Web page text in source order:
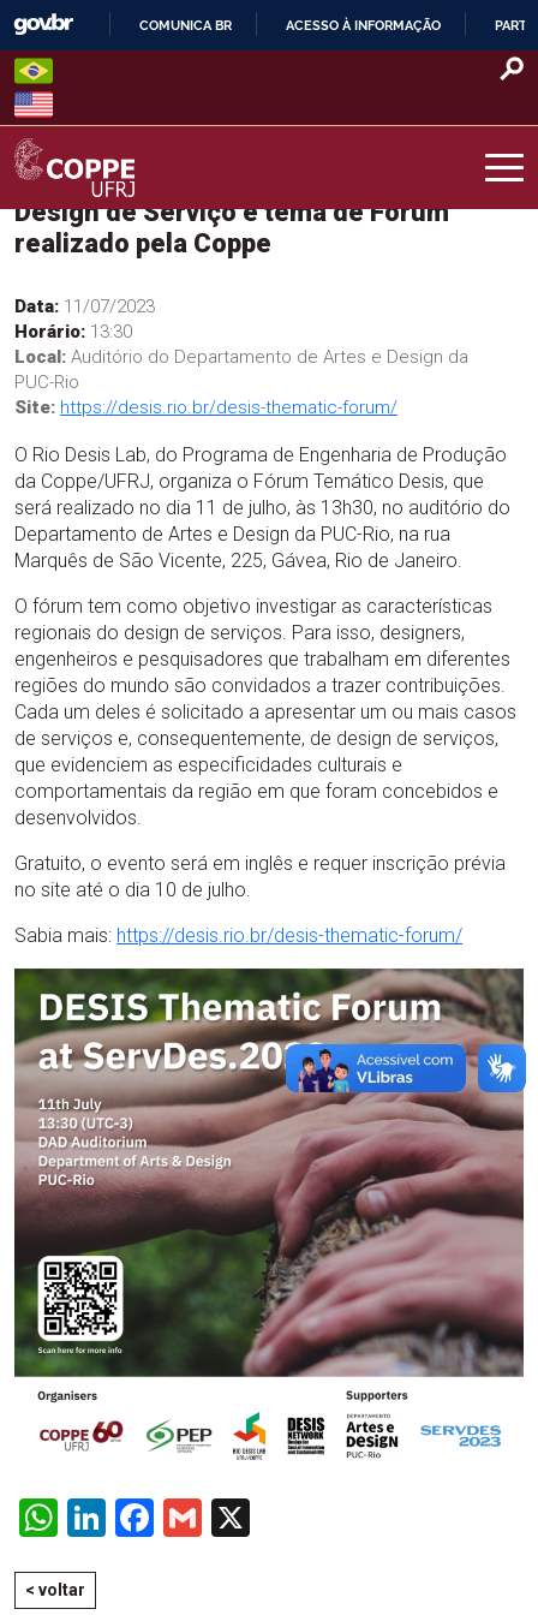
Skip
content
O
COMUNICA BR ACESSO À INFORMAÇÃO
COPPE – UFRJ
Design de Serviço é tema de Fórum
realizado pela Coppe
Data: 11/07/2023
Horário: 13:30
Local: Auditório do Departamento de Artes e Design da
PUC-Rio
Site: https://desis.rio.br/desis-thematic-forum/
O Rio Desis Lab, do Programa de Engenharia de Produção
da Coppe/UFRJ, organiza o Fórum Temático Desis, que
será realizado no dia 11 de julho, às 13h30, no auditório do
Departamento de Artes e Design da PUC-Rio, na rua
Marquês de São Vicente, 225, Gávea, Rio de Janeiro.
O fórum tem como objetivo investigar as características
regionais do design de serviços. Para isso, designers,
engenheiros e pesquisadores que trabalham em diferentes
regiões do mundo são convidados a trazer contribuições.
Cada um deles é solicitado a apresentar um ou mais casos
de serviços e, consequentemente, de design de serviços,
que evidenciem as especificidades culturais e
comportamentais da região em que foram concebidos e
desenvolvidos.
Gratuito, o evento será em inglês e requer inscrição prévia
no site até o dia 10 de julho.
Sabia mais: https://desis.rio.br/desis-thematic-forum/
WhatsApp
LinkedIn
Facebook
Gmail
< voltar